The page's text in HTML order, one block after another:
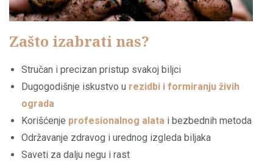
Zašto izabrati nas?
Stručan i precizan pristup svakoj biljci
Dugogodišnje iskustvo u rezidbi i formiranju živih
ograda
Korišćenje profesionalnog alata i bezbednih metoda
Održavanje zdravog i urednog izgleda biljaka
Saveti za dalju negu i rast